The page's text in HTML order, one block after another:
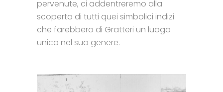
pervenute, ci addentreremo alla
scoperta di tutti quei simbolici indizi
che farebbero di Gratteri un luogo
unico nel suo genere.